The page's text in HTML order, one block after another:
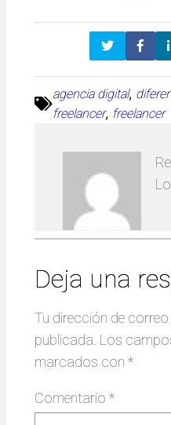
agencia digital,
freelancer, freelancer
Deja una
Tu dirección de
publicada. Los
marcados con *
Comentario *